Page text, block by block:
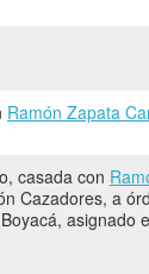
Ramón Zapata
casada con
Cazadores, a
asignado